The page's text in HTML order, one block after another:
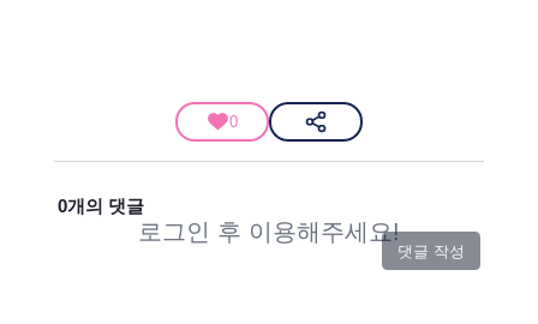
0
0개의 댓글
로그인 후 이용해주세요!
댓글 작성